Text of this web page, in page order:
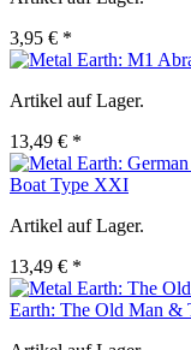
3,95 € *
Artikel auf Lager.
13,49 € *
Boat Type XXI
Artikel auf Lager.
13,49 € *
Earth: The Old Man &